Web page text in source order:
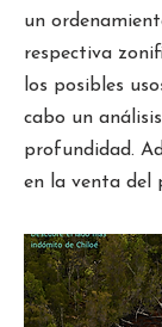
un
respectiva
los posibles
cabo un
profundidad.
en la venta del